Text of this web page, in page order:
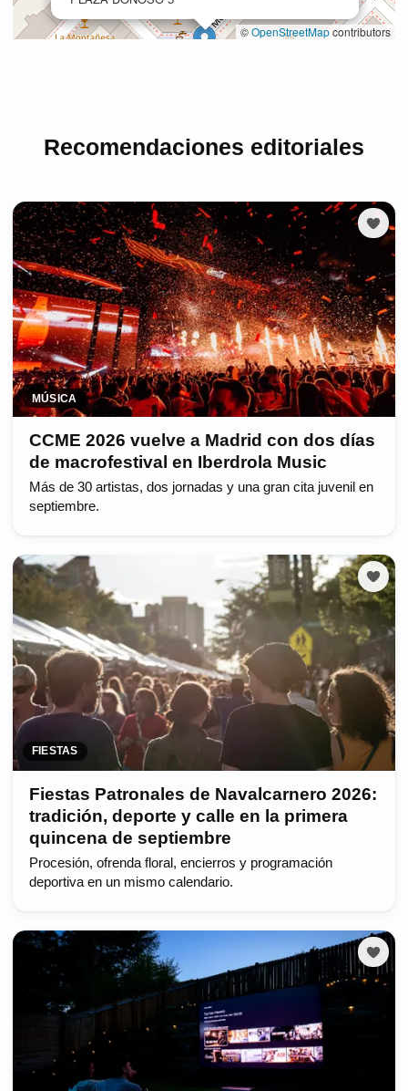
Recomendaciones editoriales
MÚSICA
CCME 2026 vuelve a Madrid con dos días
de macrofestival en Iberdrola Music
Más de 30 artistas, dos jornadas y una gran cita juvenil en
septiembre.
FIESTAS
Fiestas Patronales de Navalcarnero 2026:
tradición, deporte y calle en la primera
quincena de septiembre
Procesión, ofrenda floral, encierros y programación
deportiva en un mismo calendario.